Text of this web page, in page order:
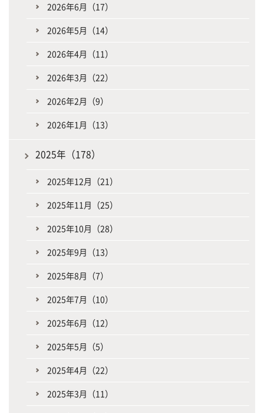
2026年6月（17）
2026年5月（14）
2026年4月（11）
2026年3月（22）
2026年2月（9）
2026年1月（13）
2025年（178）
2025年12月（21）
2025年11月（25）
2025年10月（28）
2025年9月（13）
2025年8月（7）
2025年7月（10）
2025年6月（12）
2025年5月（5）
2025年4月（22）
2025年3月（11）